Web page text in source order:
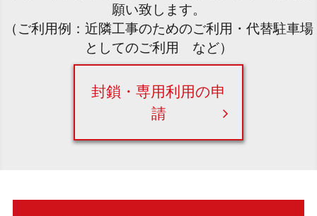
願い致します。
（ご利用例：近隣工事のためのご利用・代替駐車場
としてのご利用 など）
封鎖・専用利用の申
請